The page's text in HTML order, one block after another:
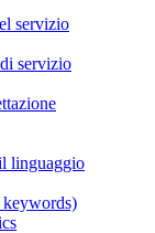
servizio
servizio
linguaggio
keywords)